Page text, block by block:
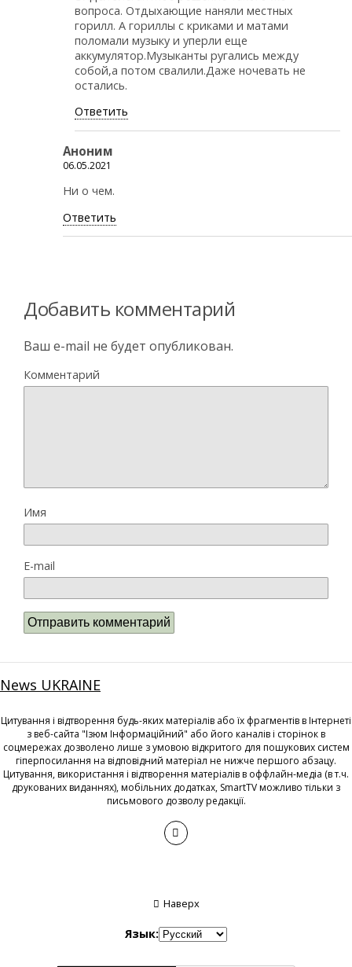
вопроса. Отдыхающие наняли местных
горилл. А гориллы с криками и матами
поломали музыку и уперли еще
аккумулятор.Музыканты ругались между
собой,а потом свалили.Даже ночевать не
остались.
Ответить
Аноним
06.05.2021
Ни о чем.
Ответить
Добавить комментарий
Ваш e-mail не будет опубликован.
Комментарий
Имя
E-mail
News UKRAINE
Цитування і відтворення будь-яких матеріалів або їх фрагментів в Інтернеті
з веб-сайта "Ізюм Інформаційний" або його каналів і сторінок в
соцмережах дозволено лише з умовою відкритого для пошукових систем
гіперпосилання на відповідний матеріал не нижче першого абзацу.
Цитування, використання і відтворення матеріалів в оффлайн-медіа (в т.ч.
друкованих виданнях), мобільних додатках, SmartTV можливо тільки з
письмового дозволу редакції.
Наверх
Язык: